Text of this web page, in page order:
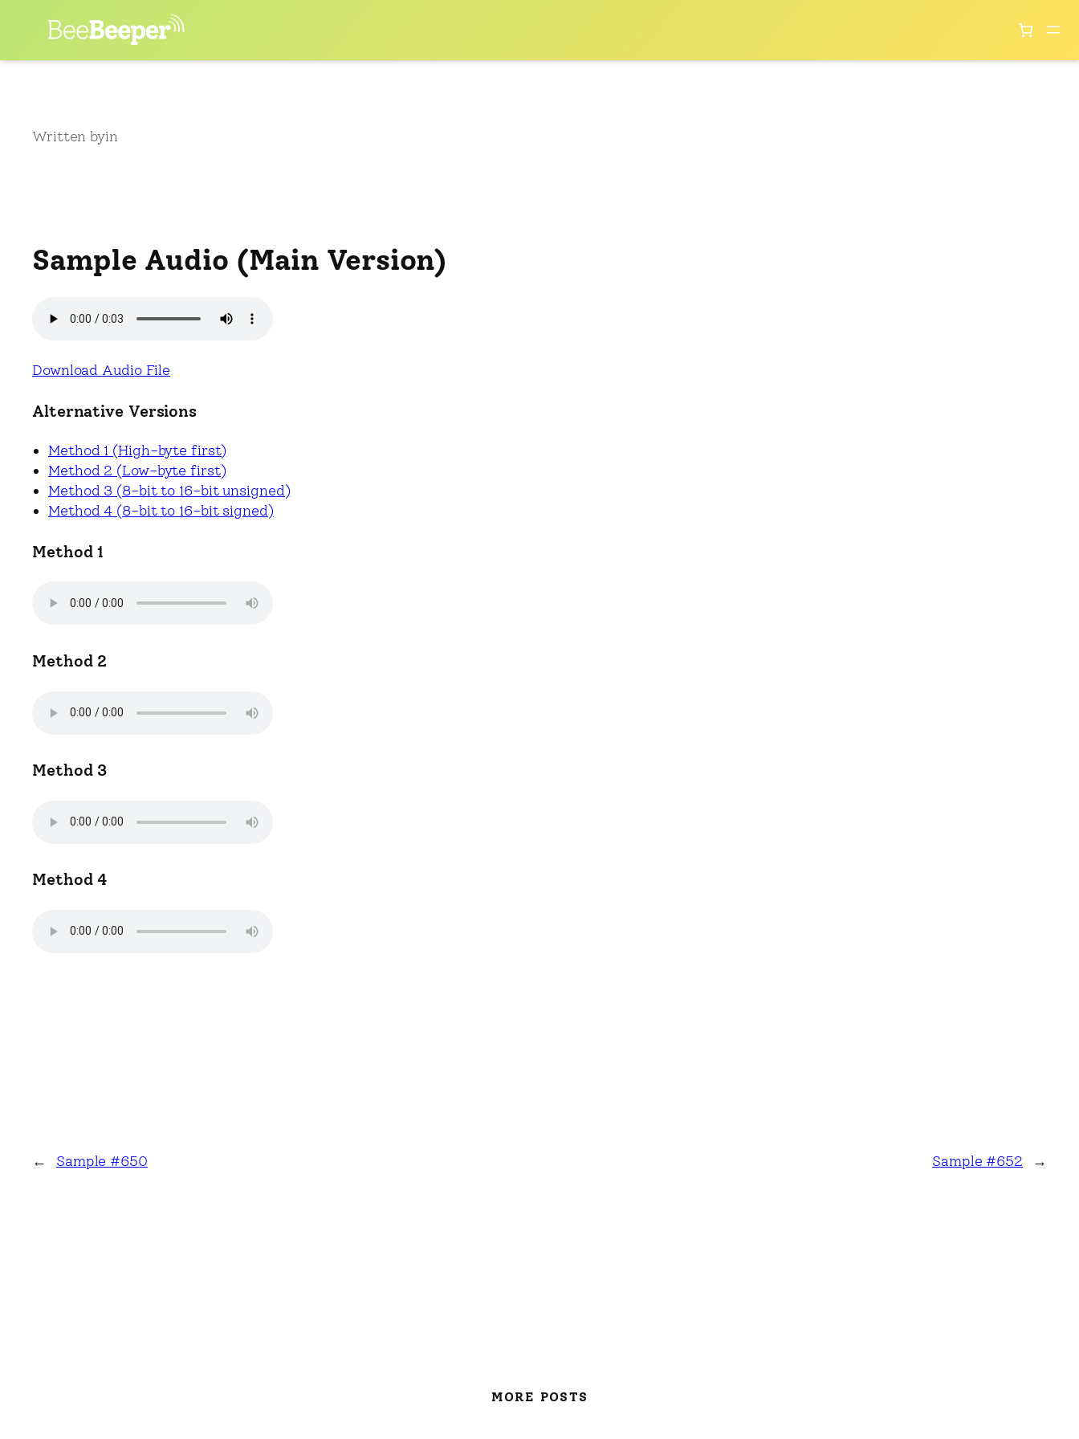
Skip
Written byin
Sample Audio (Main Version)
Download Audio File
Alternative Versions
Method 1 (High-byte first)
Method 2 (Low-byte first)
Method 3 (8-bit to 16-bit unsigned)
Method 4 (8-bit to 16-bit signed)
Method 1
Method 2
Method 3
Method 4
← Sample #650 Sample #652 →
MORE POSTS